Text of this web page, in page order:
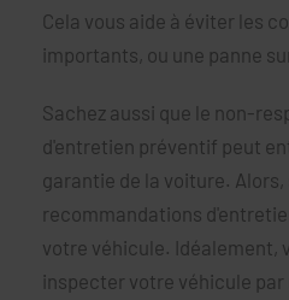
Cela vous aide à éviter les
importants, ou une panne
Sachez aussi que le non-
d'entretien préventif peut
garantie de la voiture.
recommandations
votre véhicule. Idéalement,
inspecter votre véhicule